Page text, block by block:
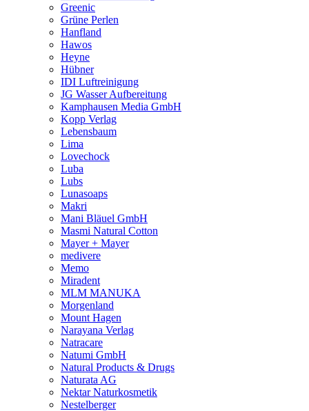
Greenic
Grüne Perlen
Hanfland
Hawos
Heyne
Hübner
IDI Luftreinigung
JG Wasser Aufbereitung
Kamphausen Media GmbH
Kopp Verlag
Lebensbaum
Lima
Lovechock
Luba
Lubs
Lunasoaps
Makri
Mani Bläuel GmbH
Masmi Natural Cotton
Mayer + Mayer
medivere
Memo
Miradent
MLM MANUKA
Morgenland
Mount Hagen
Narayana Verlag
Natracare
Natumi GmbH
Natural Products & Drugs
Naturata AG
Nektar Naturkosmetik
Nestelberger